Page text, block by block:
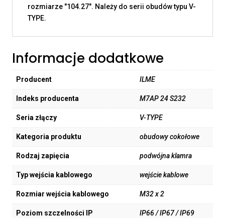
rozmiarze "104.27". Należy do serii obudów typu V-
TYPE.
Informacje dodatkowe
Producent ILME
Indeks producenta M7AP 24 S232
Seria złączy V-TYPE
Kategoria produktu obudowy cokołowe
Rodzaj zapięcia podwójna klamra
Typ wejścia kablowego wejście kablowe
Rozmiar wejścia kablowego M32 x 2
Poziom szczelności IP IP66 / IP67 / IP69